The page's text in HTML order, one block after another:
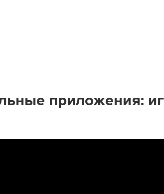
приложения: